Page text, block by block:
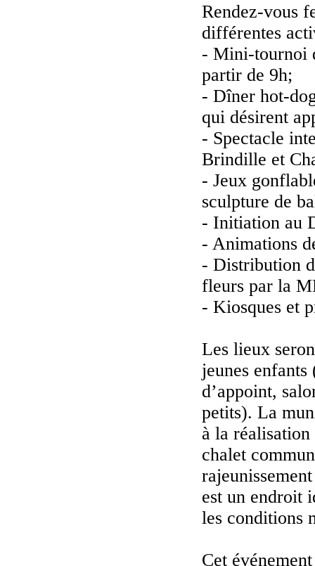
Rendez-vous
différentes
- Mini-tournoi
partir de 9h;
- Dîner hot-
qui désirent
- Spectacle
Brindille et
- Jeux
sculpture de
- Initiation au
- Animations
- Distribution
fleurs par la
- Kiosques et
Les lieux
jeunes enfants
d’appoint,
petits). La
à la réalisation
chalet
est un endroit
les conditions
Cet